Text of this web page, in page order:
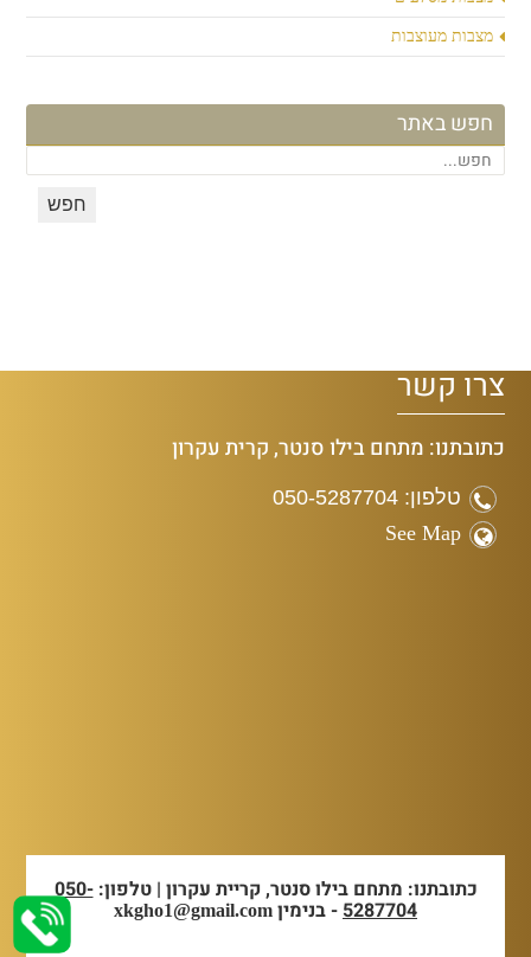
מצבות מעוצבות
חפש באתר
צרו קשר
כתובתנו: מתחם בילו סנטר, קרית עקרון
טלפון: 050-5287704
See Map
כתובתנו: מתחם בילו סנטר, קריית עקרון | טלפון:050-
5287704- בנימין xkgho1@gmail.com